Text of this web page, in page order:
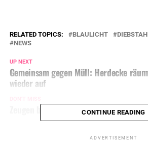
RELATED TOPICS: BLAULICHT
NEWS
UP NEXT
Gemeinsam gegen Müll: Herdecke
wieder auf
Zeugen beobachten Einbrecher an
CONTINUE READING
ADVERTISEMENT